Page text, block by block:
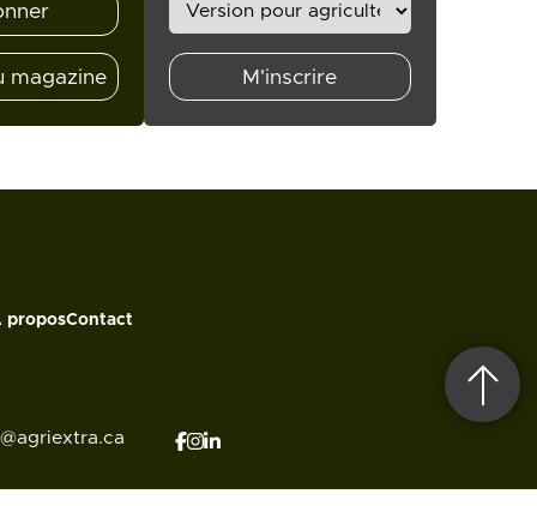
magazine M'inscrire
proposContact